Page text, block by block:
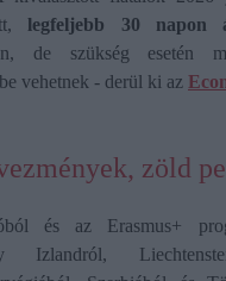
legfeljebb 30 napon
de szükség esetén
vehetnek - derül ki az
zöld
és az Erasmus+
Izlandról,